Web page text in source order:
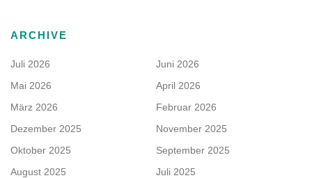
ARCHIVE
Juli 2026
Juni 2026
Mai 2026
April 2026
März 2026
Februar 2026
Dezember 2025
November 2025
Oktober 2025
September 2025
August 2025
Juli 2025